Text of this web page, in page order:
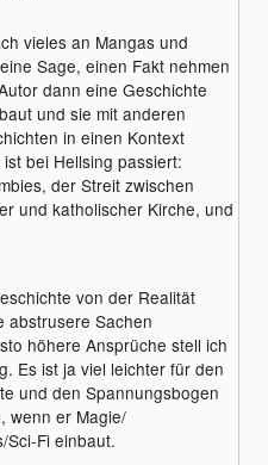
vieles an Mangas und
Sage, einen Fakt nehmen
dann eine Geschichte
und sie mit anderen
in einen Kontext
bei Hellsing passiert:
der Streit zwischen
und katholischer Kirche, und
von der Realität
abstrusere Sachen
höhere Ansprüche stell ich
Es ist ja viel leichter für den
und den Spannungsbogen
wenn er Magie/
Sci-Fi einbaut.